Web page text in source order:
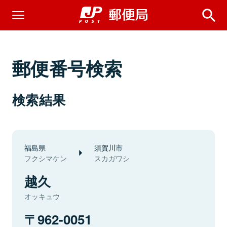
郵便番号検索
検索結果
福島県
フクシマケン
須賀川市
スカガワシ
越久
オッキュウ
962-0051